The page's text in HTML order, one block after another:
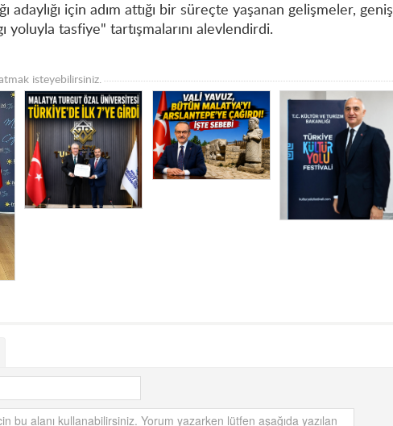
adaylığı için adım attığı bir süreçte yaşanan gelişmeler, geniş
yoluyla tasfiye" tartışmalarını alevlendirdi.
isteyebilirsiniz.